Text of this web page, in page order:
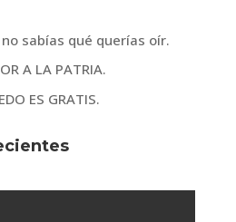
sabías qué querías oír.
A LA PATRIA.
ES GRATIS.